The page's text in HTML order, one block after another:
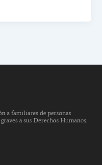
a familiares de personas
a sus Derechos Humanos.